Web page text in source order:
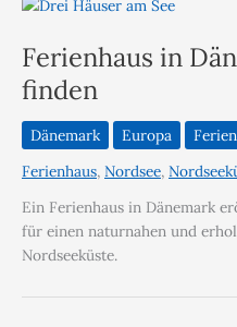
Ferienhaus in
finden
Dänemark Europa
Ferienhaus, Nordsee,
Ein Ferienhaus in Dänemark
für einen naturnahen und
Nordseeküste.